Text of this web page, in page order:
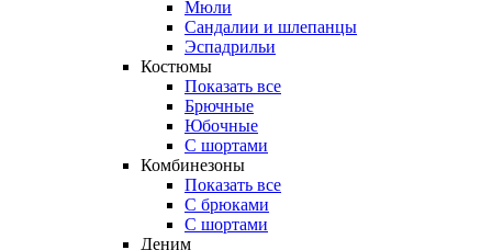
Мюли
Сандалии и шлепанцы
Эспадрильи
Костюмы
Показать все
Брючные
Юбочные
С шортами
Комбинезоны
Показать все
С брюками
С шортами
Деним